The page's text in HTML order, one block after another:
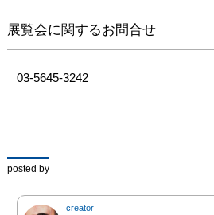
展覧会に関するお問合せ
03-5645-3242
posted by
creator